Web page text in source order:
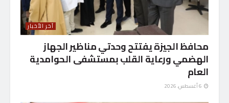
آخر الأخبار
محافظ الجيزة يفتتح وحدتي مناظير الجهاز
الهضمي ورعاية القلب بمستشفى الحوامدية
العام